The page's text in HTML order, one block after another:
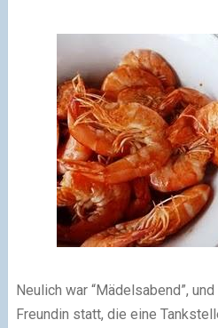
Neulich war “Mädelsabend”,
Freundin statt, die eine